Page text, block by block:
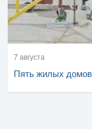
7 августа
Пять жилых